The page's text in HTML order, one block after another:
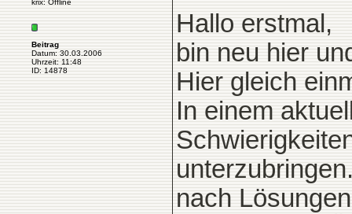
krix: Offline
Beitrag
Datum: 30.03.2006
Uhrzeit: 11:48
ID: 14878
Hallo erstmal,
bin neu hier
Hier gleich
In einem
nach